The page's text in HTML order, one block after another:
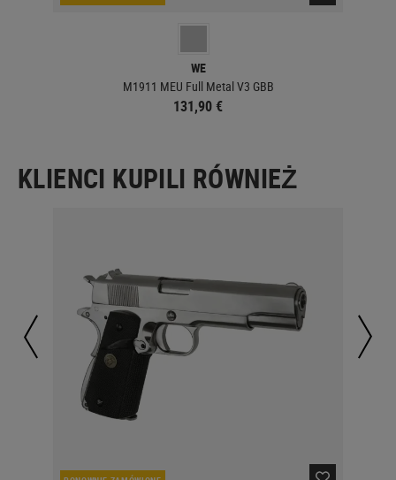
WE
M1911 MEU Full Metal V3 GBB
131,90 €
KLIENCI KUPILI RÓWNIEŻ